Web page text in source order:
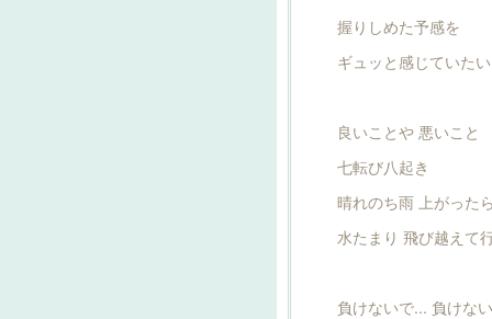
握りしめた予感を
ギュッと感じていたい
良いことや 悪いこと
七転び八起き
晴れのち雨 上がったら
水たまり 飛び越えて
負けないで... 負けな